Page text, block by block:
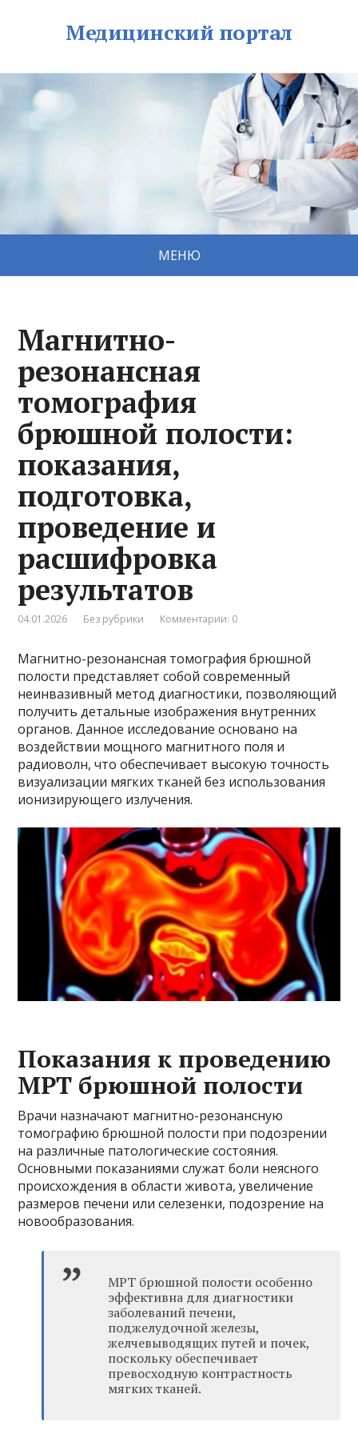
Медицинский портал
МЕНЮ
Магнитно-
резонансная
томография
брюшной полости:
показания,
подготовка,
проведение и
расшифровка
результатов
04.01.2026 Без рубрики Комментарии: 0
Магнитно-резонансная томография брюшной
полости представляет собой современный
неинвазивный метод диагностики, позволяющий
получить детальные изображения внутренних
органов. Данное исследование основано на
воздействии мощного магнитного поля и
радиоволн, что обеспечивает высокую точность
визуализации мягких тканей без использования
ионизирующего излучения.
Показания к проведению
МРТ брюшной полости
Врачи назначают магнитно-резонансную
томографию брюшной полости при подозрении
на различные патологические состояния.
Основными показаниями служат боли неясного
происхождения в области живота, увеличение
размеров печени или селезенки, подозрение на
новообразования.
МРТ брюшной полости особенно
эффективна для диагностики
заболеваний печени,
поджелудочной железы,
желчевыводящих путей и почек,
поскольку обеспечивает
превосходную контрастность
мягких тканей.